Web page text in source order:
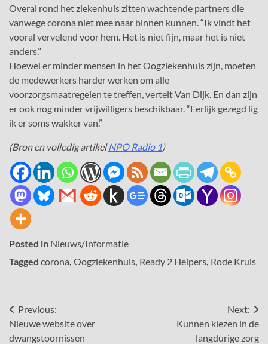
Overal rond het ziekenhuis zitten wachtende partners die
vanwege corona niet mee naar binnen kunnen. “Ik vindt het
vooral vervelend voor hem. Het is niet fijn, maar het is niet
anders.”
Hoewel er minder mensen in het Oogziekenhuis zijn, moeten
de medewerkers harder werken om alle
voorzorgsmaatregelen te treffen, vertelt Van Dijk. En dan zijn
er ook nog minder vrijwilligers beschikbaar. “Eerlijk gezegd lig
ik er soms wakker van.”
(Bron en volledig artikelNPO Radio 1)
Posted in Nieuws/Informatie
Tagged corona Oogziekenhuis Ready 2 Helpers Rode Kruis
Bericht
navigatie
Previous:
Nieuwe website over
dwangstoornissen
Next:
Kunnen kiezen in de
langdurige zorg